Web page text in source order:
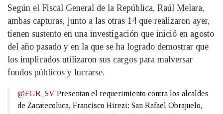
Según el Fiscal General de la República, Raúl Melara,
ambas capturas, junto a las otras 14 que realizaron ayer,
tienen sustento en una investigación que inició en agosto
del año pasado y en la que se ha logrado demostrar que
los implicados utilizaron sus cargos para malversar
fondos públicos y lucrarse.
@FGR_SV Presentan el requerimiento contra los alcaldes
de Zacatecoluca, Francisco Hirezi; San Rafael Obrajuelo,